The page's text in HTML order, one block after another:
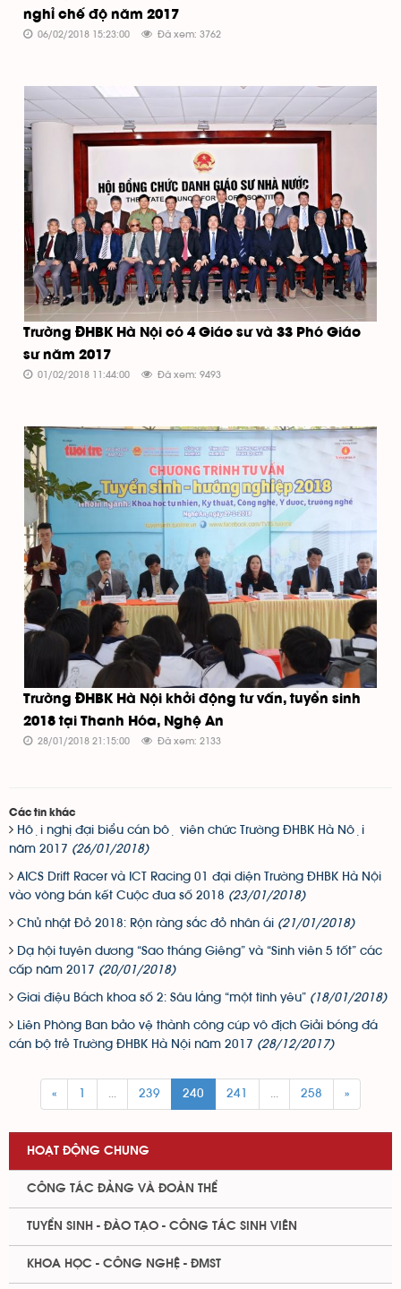
nghỉ chế độ năm 2017
06/02/2018 15:23:00 Đã xem: 3762
Trường ĐHBK Hà Nội có 4 Giáo sư và 33 Phó Giáo
sư năm 2017
01/02/2018 11:44:00 Đã xem: 9493
Trường ĐHBK Hà Nội khởi động tư vấn, tuyển sinh
2018 tại Thanh Hóa, Nghệ An
28/01/2018 21:15:00 Đã xem: 2133
Các tin khác
Hội nghị đại biểu cán bộ viên chức Trường ĐHBK Hà Nội
năm 2017 (26/01/2018)
AICS Drift Racer và ICT Racing 01 đại diện Trường ĐHBK Hà Nội
vào vòng bán kết Cuộc đua số 2018 (23/01/2018)
Chủ nhật Đỏ 2018: Rộn ràng sắc đỏ nhân ái (21/01/2018)
Dạ hội tuyên dương “Sao tháng Giêng” và “Sinh viên 5 tốt” các
cấp năm 2017 (20/01/2018)
Giai điệu Bách khoa số 2: Sâu lắng “một tình yêu” (18/01/2018)
Liên Phòng Ban bảo vệ thành công cúp vô địch Giải bóng đá
cán bộ trẻ Trường ĐHBK Hà Nội năm 2017 (28/12/2017)
« 1 ... 239 240 241 ... 258 »
HOẠT ĐỘNG CHUNG
CÔNG TÁC ĐẢNG VÀ ĐOÀN THỂ
TUYỂN SINH - ĐÀO TẠO - CÔNG TÁC SINH VIÊN
KHOA HỌC - CÔNG NGHỆ - ĐMST